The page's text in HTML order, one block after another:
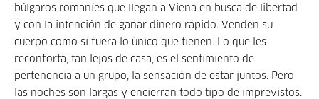
búlgaros romaníes que llegan a Viena en busca de libertad
y con la intención de ganar dinero rápido. Venden su
cuerpo como si fuera lo único que tienen. Lo que les
reconforta, tan lejos de casa, es el sentimiento de
pertenencia a un grupo, la sensación de estar juntos. Pero
las noches son largas y encierran todo tipo de imprevistos.